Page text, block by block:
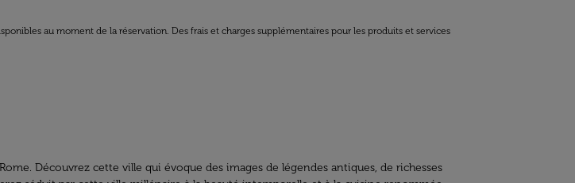
au moment de la réservation. Des frais et charges supplémentaires pour les produits et services
Découvrez cette ville qui évoque des images de légendes antiques, de richesses